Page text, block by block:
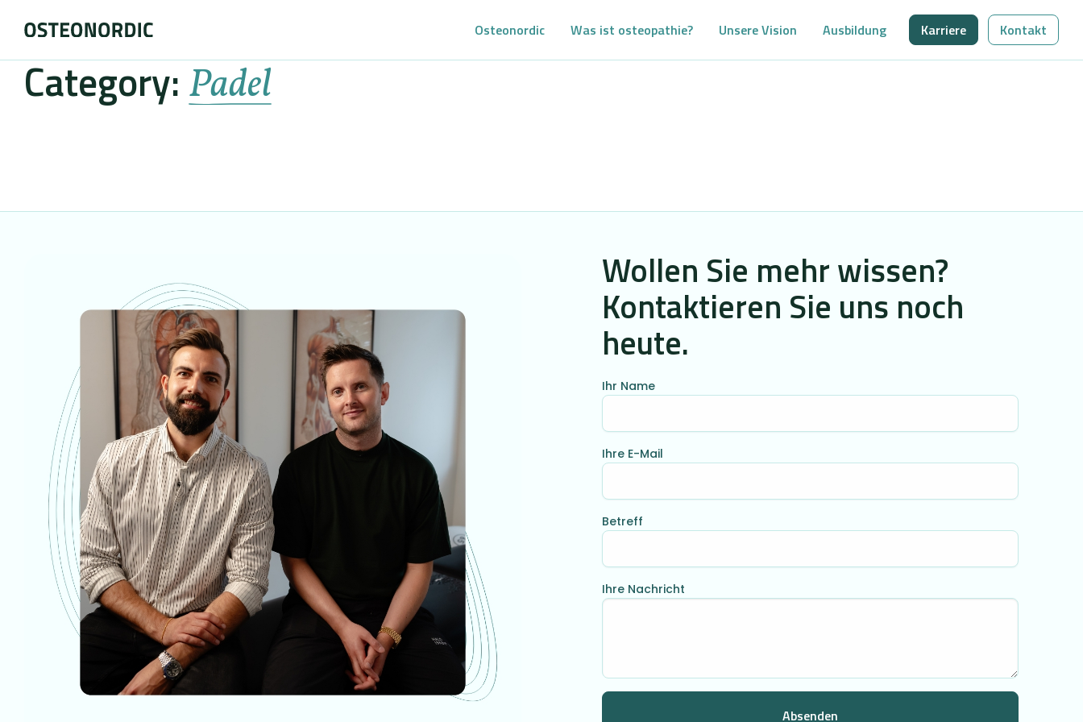
Osteonordic Was ist osteopathie? Unsere Vision Ausbildung Karriere Kontakt
Category: Padel
Wollen Sie mehr wissen?
Kontaktieren Sie uns noch
heute.
Ihr Name
Ihre E-Mail
Betreff
Ihre Nachricht